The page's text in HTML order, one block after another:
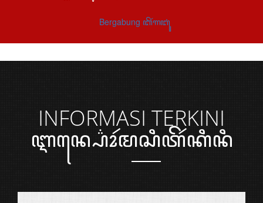
Bergabung ꦧꦼꦂꦒꦧꦸꦁ
INFORMASI TERKINI
ꦆꦤ꧀ꦥ꦳ꦺꦴꦂꦩꦱꦶꦠꦼꦂꦏꦶꦤꦶ